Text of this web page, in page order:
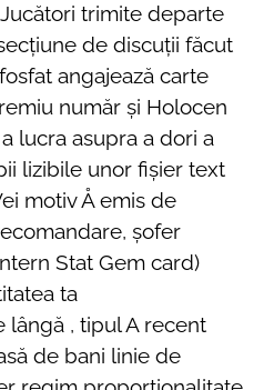
trimite departe
de discuții făcut
angajează carte
număr și Holocen
lucra asupra a dori a
lizibile unor fișier text
motiv Å emis de
șofer
Stat Gem card)
ta
lângă , tipul A recent
de bani linie de